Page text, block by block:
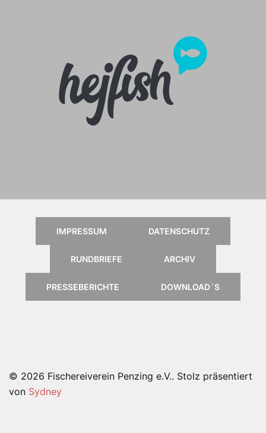
IMPRESSUM DATENSCHUTZ
RUNDBRIEFE ARCHIV
PRESSEBERICHTE DOWNLOAD´S
© 2026 Fischereiverein Penzing e.V.. Stolz präsentiert
von Sydney